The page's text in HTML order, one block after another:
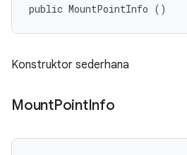
public MountPointInfo ()
Konstruktor sederhana
MountPointInfo